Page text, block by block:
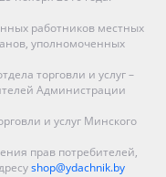
работников местных
уполномоченных
торговли и услуг –
Администрации
и услуг Минского
прав потребителей,
shop@ydachnik.by